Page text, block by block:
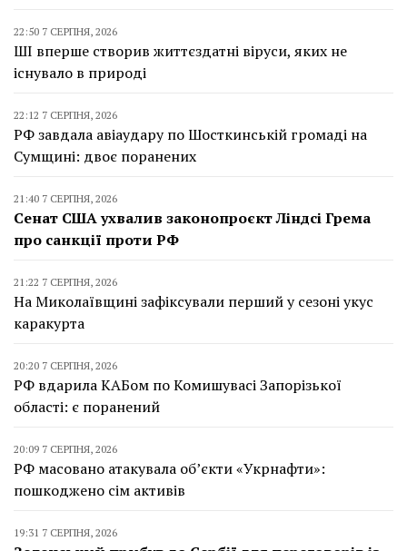
22:50 7 СЕРПНЯ, 2026
ШІ вперше створив життєздатні віруси, яких не
існувало в природі
22:12 7 СЕРПНЯ, 2026
РФ завдала авіаудару по Шосткинській громаді на
Сумщині: двоє поранених
21:40 7 СЕРПНЯ, 2026
Сенат США ухвалив законопроєкт Ліндсі Грема
про санкції проти РФ
21:22 7 СЕРПНЯ, 2026
На Миколаївщині зафіксували перший у сезоні укус
каракурта
20:20 7 СЕРПНЯ, 2026
РФ вдарила КАБом по Комишувасі Запорізької
області: є поранений
20:09 7 СЕРПНЯ, 2026
РФ масовано атакувала об’єкти «Укрнафти»:
пошкоджено сім активів
19:31 7 СЕРПНЯ, 2026